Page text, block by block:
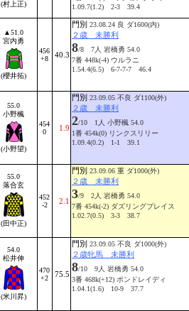
(村上正)
1.09.7(1.2) 2-3 39.4
▲51.0
宮内勇
(櫻井拓)
456
+8
40.3
門別 23.08.24 良 ダ1600(内)
２歳 未勝利
8/8 7人 岩橋勇 54.0
7番 448k(-4) ウルラニ
1.54.4(6.5) 6-7-7-7 46.4
55.0
小野楓
(小野望)
454
0
1.9
門別 23.09.05 不良 ダ1100(外)
２歳 未勝利
2/10 1人 小野楓 54.0
1番 454k(0) リンクスリリー
1.09.4(0.2) 1-1 39.1
55.0
落合玄
(田中正)
452
-2
2.1
門別 23.09.06 重 ダ1000(外)
２歳 未勝利
3/9 2人 岩橋勇 54.0
7番 454k(-2) ダズリングプレイス
1.02.7(0.5) 3-3 38.7
54.0
松井伸
(米川昇)
470
+2
75.5
門別 23.09.05 不良 ダ1000(外)
２歳牝馬 未勝利
8/10 9人 岩橋勇 54.0
3番 468k(+12) ポンドレイディ
1.04.1(1.6) 10-9 37.7